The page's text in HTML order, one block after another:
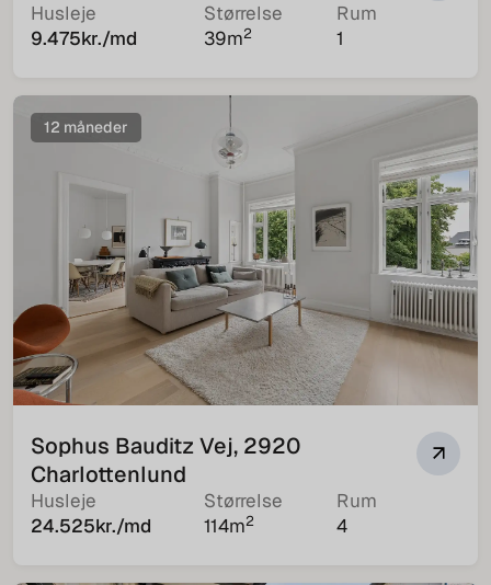
Husleje
9.475kr./md
Størrelse
39m2
Rum
1
12 måneder
Sophus Bauditz Vej, 2920
Charlottenlund
Husleje
24.525kr./md
Størrelse
114m2
Rum
4